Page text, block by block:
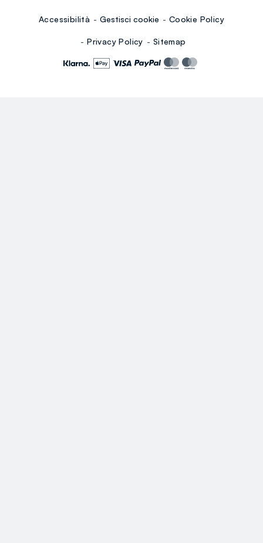
Accessibilità Gestisci cookie Cookie Policy
Privacy Policy Sitemap